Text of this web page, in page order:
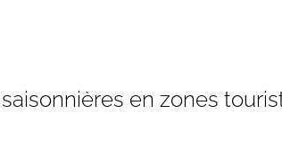
en zones